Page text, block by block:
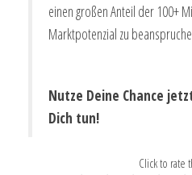
einen großen Anteil der 100+
Marktpotenzial zu
Nutze Deine Chance
Dich tun!
Click to rate